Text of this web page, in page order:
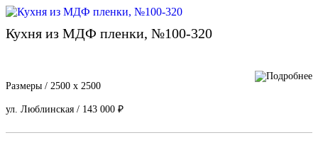
Кухня из МДФ пленки, №100-320
Размеры / 2500 х 2500
ул. Люблинская / 143 000 ₽